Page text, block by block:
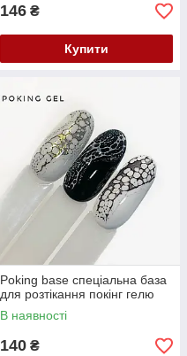
146 ₴
Купити
Poking base спеціальна база
для розтікання покінг гелю
В наявності
140 ₴